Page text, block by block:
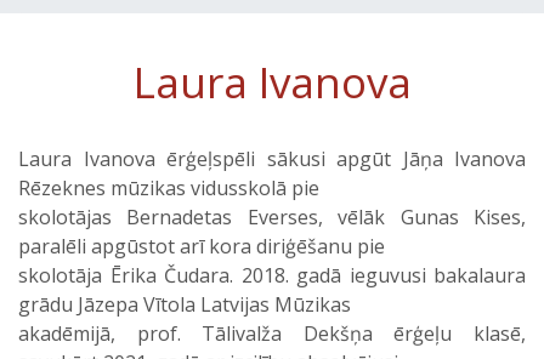
Laura Ivanova
Laura Ivanova ērģeļspēli sākusi apgūt Jāņa Ivanova
Rēzeknes mūzikas vidusskolā pie
skolotājas Bernadetas Everses, vēlāk Gunas Kises,
paralēli apgūstot arī kora diriģēšanu pie
skolotāja Ērika Čudara. 2018. gadā ieguvusi bakalaura
grādu Jāzepa Vītola Latvijas Mūzikas
akadēmijā, prof. Tālivalža Dekšņa ērģeļu klasē,